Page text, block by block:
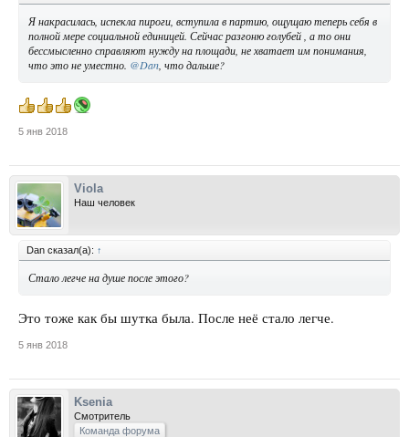
Я накрасилась, испекла пироги, вступила в партию, ощущаю теперь себя в
полной мере социальной единицей. Сейчас разгоню голубей , а то они
бессмысленно справляют нужду на площади, не хватает им понимания,
что это не уместно. @Dan , что дальше?
5 янв 2018
Viola
Наш человек
Dan сказал(а): ↑
Стало легче на душе после этого?
Это тоже как бы шутка была. После неё стало легче.
5 янв 2018
Ksenia
Смотритель
Команда форума